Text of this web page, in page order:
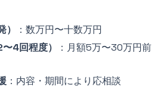
：数万円〜十数万円
4回程度）
：月額5万〜30万円前
：内容・期間により応相談